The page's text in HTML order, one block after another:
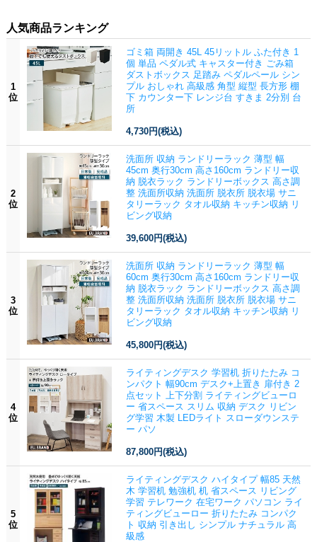
人気商品ランキング
1
位
ゴミ箱 両開き 45L 45リットル ふた付き 1
個 単品 ペダル式 キャスター付き ごみ箱
ダストボックス 足踏み ペダルペール シン
プル おしゃれ 高級感 角型 縦型 長方形 棚
下 カウンター下 レンジ台 すきま 2分別 台
所
4,730円(税込)
2
位
洗面所 収納 ランドリーラック 薄型 幅
45cm 奥行30cm 高さ160cm ランドリー収
納 脱衣ラック ランドリーボックス 高さ調
整 洗面所収納 洗面所 脱衣所 脱衣場 サニ
タリーラック タオル収納 キッチン収納 リ
ビング収納
39,600円(税込)
3
位
洗面所 収納 ランドリーラック 薄型 幅
60cm 奥行30cm 高さ160cm ランドリー収
納 脱衣ラック ランドリーボックス 高さ調
整 洗面所収納 洗面所 脱衣所 脱衣場 サニ
タリーラック タオル収納 キッチン収納 リ
ビング収納
45,800円(税込)
4
位
ライティングデスク 学習机 折りたたみ コ
ンパクト 幅90cm デスク+上置き 扉付き 2
点セット 上下分割 ライティングビューロ
ー 省スペース スリム 収納 デスク リビン
グ学習 木製 LEDライト スローダウンステ
ー パソ
87,800円(税込)
5
位
ライティングデスク ハイタイプ 幅85 天然
木 学習机 勉強机 机 省スペース リビング
学習 テレワーク 在宅ワーク パソコン ライ
ティングビューロー 折りたたみ コンパク
ト 収納 引き出し シンプル ナチュラル 高
級感